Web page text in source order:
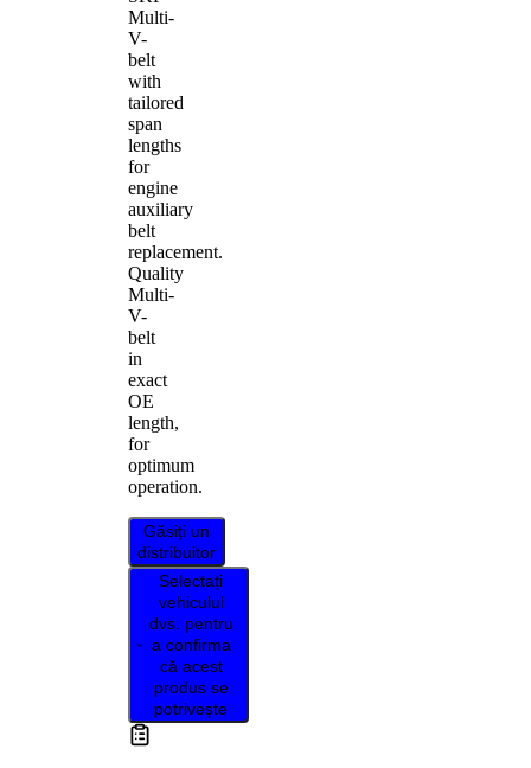
Multi-
V-
belt
with
tailored
span
lengths
for
engine
auxiliary
belt
replacement.
Quality
Multi-
V-
belt
in
exact
OE
length,
for
optimum
operation.
Găsiți un
distribuitor
Selectați
vehiculul
dvs. pentru
a confirma
că acest
produs se
potrivește